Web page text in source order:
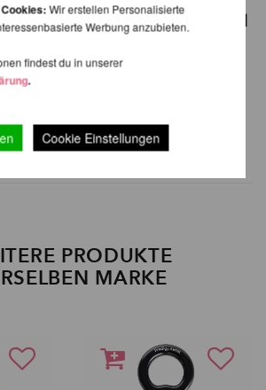
Rigging-Set für Aerial
Hoops / Lyra
102,33 EUR
PRODUKTE
MARKE
Wir erstellen Personalisierte
Werbung anzubieten.
findest du in unserer
.
Cookie Einstellungen